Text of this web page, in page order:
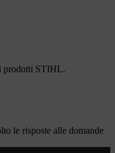
prodotti STIHL.
le risposte alle domande